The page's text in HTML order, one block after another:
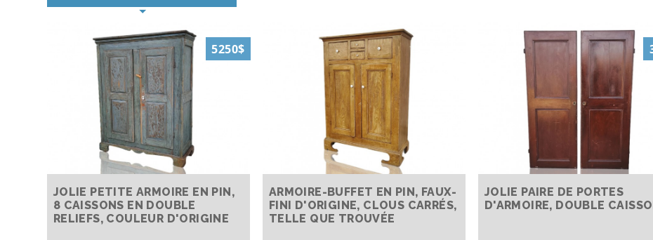
5250$
JOLIE PETITE ARMOIRE EN PIN,
8 CAISSONS EN DOUBLE
RELIEFS, COULEUR D'ORIGINE
ARMOIRE-BUFFET EN PIN, FAUX-
FINI D'ORIGINE, CLOUS CARRÉS,
TELLE QUE TROUVÉE
JOLIE PAIRE DE PORTES
D'ARMOIRE, DOUBLE